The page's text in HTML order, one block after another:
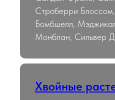
Строберри
Бомбшелл,
Монблан, Сильвер
Хвойные